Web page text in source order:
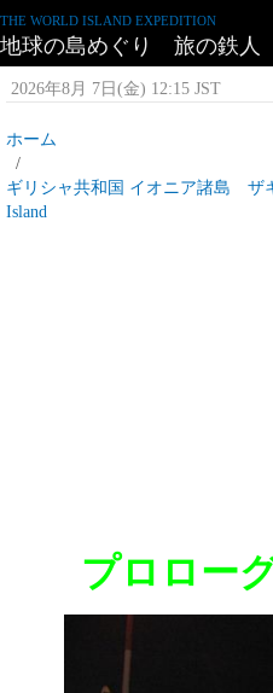
THE WORLD ISLAND EXPEDITION
地球の島めぐり 旅の鉄
2026年8月 7日(金) 12:15 JST
ホーム
ギリシャ共和国 イオニア諸島 ザ
Island
プロロー